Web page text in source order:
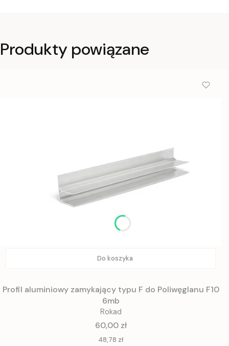
Produkty powiązane
Do koszyka
Profil aluminiowy zamykający typu F do Poliwęglanu F10
6mb
Rokad
Cena
60,00 zł
Cena
48,78 zł